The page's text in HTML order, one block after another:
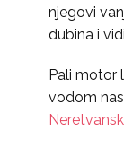
njegovi
dubina i
Pali motor
vodom